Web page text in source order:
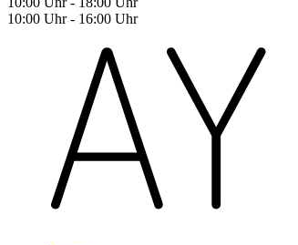
10:00 Uhr - 16:00 Uhr